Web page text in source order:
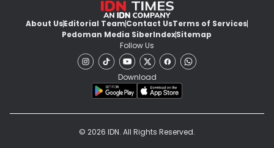
About UsEditorial TeamContact UsTerms of Services
Pedoman Media SiberIndexSitemap
Follow Us
Download
© 2026 IDN. All Rights Reserved.